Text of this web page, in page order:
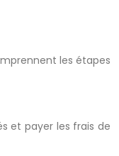
les étapes
et payer les frais de